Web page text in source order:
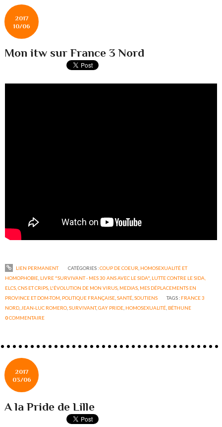
2017
10/06
Mon itw sur France 3 Nord
LIEN PERMANENT CATÉGORIES :COUP DE COEUR HOMOSEXUALITÉ ET
HOMOPHOBIE LIVRE "SURVIVANT - MES 30 ANS AVEC LE SIDA" LUTTE CONTRE LE SIDA,
ELCS, CNS ET CRIPS L'ÉVOLUTION DE MON VIRUS MEDIAS MES DÉPLACEMENTS EN
PROVINCE ET DOM-TOM POLITIQUE FRANÇAISE ,SANTÉ ,SOUTIENS TAGS : FRANCE 3
NORD JEAN-LUC ROMERO ,SURVIVANT,GAY PRIDE HOMOSEXUALITÉ BÉTHUNE
0COMMENTAIRE
2017
03/06
A la Pride de Lille